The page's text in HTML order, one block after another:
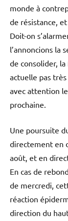
monde à
de résistance,
Doit-on
l’annoncions la
de consolider,
actuelle pas
avec attention
prochaine.
Une poursuite
directement en
août, et en
En cas de
de mercredi,
réaction
direction du